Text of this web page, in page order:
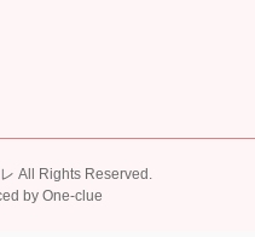
All Rights Reserved.
by One-clue